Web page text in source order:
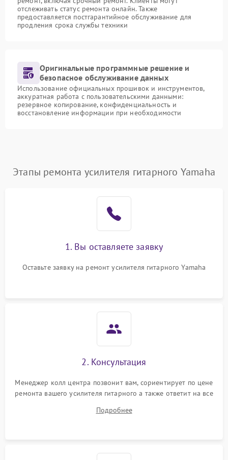
отслеживать статус ремонта онлайн. Также
предоставляется постгарантийное обслуживание для
продления срока службы техники
Оригинальные программные решение и
безопасное обслуживание данных
Использование официальных прошивок и инструментов,
аккуратная работа с пользовательскими данными:
резервное копирование, конфиденциальность и
восстановление информации при необходимости
Этапы ремонта усилителя гитарного Yamaha
1. Вы оставляете заявку
Оставьте заявку на ремонт усилителя гитарного Yamaha
2. Консультация
Менеджер колл центра позвонит вам, сориентирует по цене
ремонта вашего усилителя гитарного а также ответит на все
Подробнее